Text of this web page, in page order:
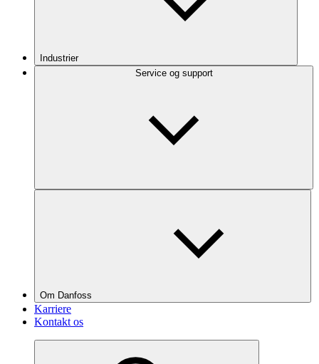
Industrier
Service og support
Om Danfoss
Karriere
Kontakt os